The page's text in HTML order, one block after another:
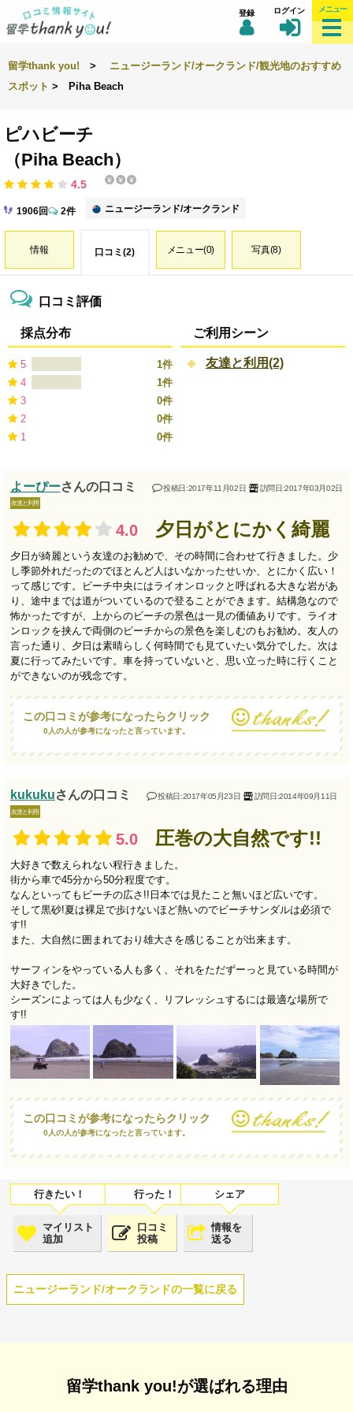
登録 ログイン メニュー
留学thank you! > ニュージーランド/オークランド/観光地のおすすめ
スポット > Piha Beach
ピハビーチ
（Piha Beach）
ニュージーランド/オークランド
4.5
1906回 2件
マイリスト
追加
口コミ
投稿
情報を
送る
情報 口コミ(2) メニュー(0) 写真(8)
口コミ評価
採点分布
5
1件
4
1件
3
0件
2
0件
1
0件
ご利用シーン
友達と利用(2)
よーぴーさんの口コミ 投稿日:2017年11月02日 訪問日:2017年03月02日
友達と利用
4.0 夕日がとにかく綺麗
夕日が綺麗という友達のお勧めで、その時間に合わせて行きました。少
し季節外れだったのでほとんど人はいなかったせいか、とにかく広い！
って感じです。ビーチ中央にはライオンロックと呼ばれる大きな岩があ
り、途中までは道がついているので登ることができます。結構急なので
怖かったですが、上からのビーチの景色は一見の価値ありです。ライオ
ンロックを挟んで両側のビーチからの景色を楽しむのもお勧め。友人の
言った通り、夕日は素晴らしく何時間でも見ていたい気分でした。次は
夏に行ってみたいです。車を持っていないと、思い立った時に行くこと
ができないのが残念です。
この口コミが参考になったらクリック
0人の人が参考になったと言っています。
kukukuさんの口コミ 投稿日:2017年05月23日 訪問日:2014年09月11日
友達と利用
5.0 圧巻の大自然です!!
大好きで数えられない程行きました。
街から車で45分から50分程度です。
なんといってもビーチの広さ!!日本では見たこと無いほど広いです。
そして黒砂!夏は裸足で歩けないほど熱いのでビーチサンダルは必須で
す!!
また、大自然に囲まれており雄大さを感じることが出来ます。
サーフィンをやっている人も多く、それをただずーっと見ている時間が
大好きでした。
シーズンによっては人も少なく、リフレッシュするには最適な場所で
す!!
この口コミが参考になったらクリック
0人の人が参考になったと言っています。
ニュージーランド/オークランドの一覧に戻る
留学thank you!が選ばれる理由